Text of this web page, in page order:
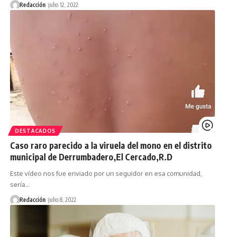
Redacción julio 12, 2022
DESTACADOS
Caso raro parecido a la viruela del mono en el distrito
municipal de Derrumbadero,El Cercado,R.D
Este vídeo nos fue enviado por un seguidor en esa comunidad,
sería…
Redacción julio 8, 2022